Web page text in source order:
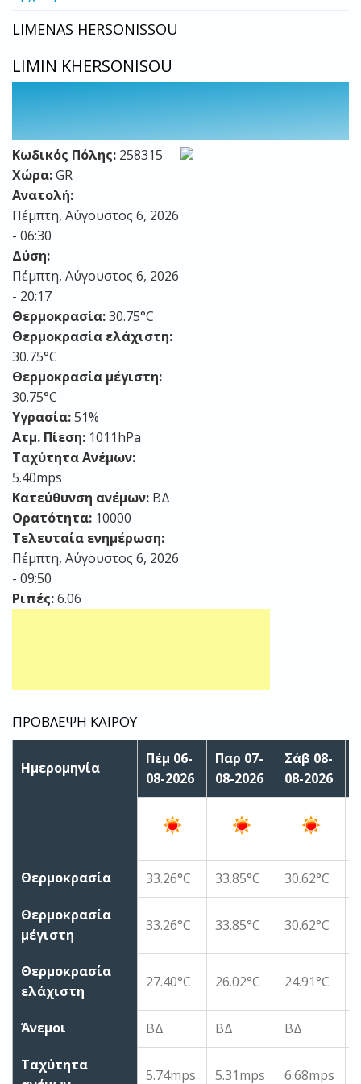
LIMENAS HERSONISSOU
LIMIN KHERSONISOU
Κωδικός Πόλης: 258315
Χώρα:GR
Ανατολή:
Πέμπτη, Αύγουστος 6, 2026
- 06:30
Δύση:
Πέμπτη, Αύγουστος 6, 2026
- 20:17
Θερμοκρασία:30.75°C
Θερμοκρασία ελάχιστη:
30.75°C
Θερμοκρασία μέγιστη:
30.75°C
Υγρασία:51%
Ατμ. Πίεση: 1011hPa
Ταχύτητα Ανέμων:
5.40mps
Κατεύθυνση ανέμων: ΒΔ
Ορατότητα: 10000
Τελευταία ενημέρωση:
Πέμπτη, Αύγουστος 6, 2026
- 09:50
Ριπές:6.06
ΠΡΟΒΛΕΨΗ ΚΑΙΡΟΥ
Ημερομηνία
Πέμ 06-
08-2026
Παρ 07-
08-2026
Σάβ 08-
08-2026
Θερμοκρασία 33.26°C 33.85°C 30.62°C
Θερμοκρασία
μέγιστη
33.26°C 33.85°C 30.62°C
Θερμοκρασία
ελάχιστη
27.40°C 26.02°C 24.91°C
Άνεμοι ΒΔ ΒΔ ΒΔ
Ταχύτητα
5.74mps 5.31mps 6.68mps